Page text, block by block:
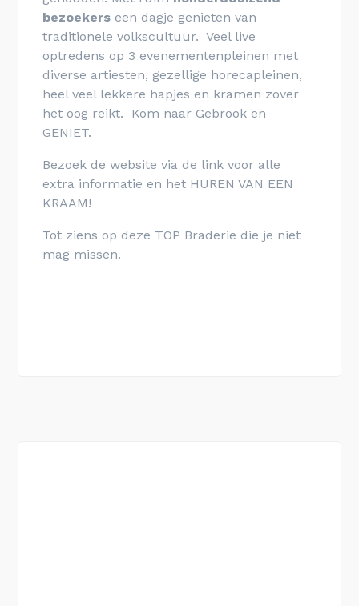
bezoekers een dagje genieten van
traditionele volkscultuur. Veel live
optredens op 3 evenementenpleinen met
diverse artiesten, gezellige horecapleinen,
heel veel lekkere hapjes en kramen zover
het oog reikt. Kom naar Gebrook en
GENIET.
Bezoek de website via de link voor alle
extra informatie en het HUREN VAN EEN
KRAAM!
Tot ziens op deze TOP Braderie die je niet
mag missen.